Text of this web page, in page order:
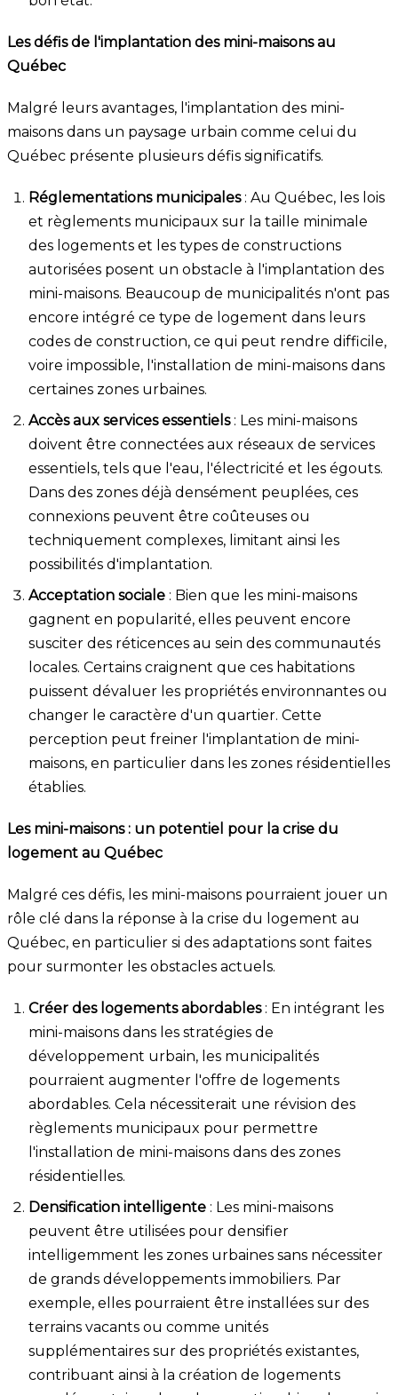
Les défis de l'implantation des mini-maisons au
Québec
Malgré leurs avantages, l'implantation des mini-
maisons dans un paysage urbain comme celui du
Québec présente plusieurs défis significatifs.
Réglementations municipales: Au Québec, les lois
et règlements municipaux sur la taille minimale
des logements et les types de constructions
autorisées posent un obstacle à l'implantation des
mini-maisons. Beaucoup de municipalités n'ont pas
encore intégré ce type de logement dans leurs
codes de construction, ce qui peut rendre difficile,
voire impossible, l'installation de mini-maisons dans
certaines zones urbaines.
Accès aux services essentiels: Les mini-maisons
doivent être connectées aux réseaux de services
essentiels, tels que l'eau, l'électricité et les égouts.
Dans des zones déjà densément peuplées, ces
connexions peuvent être coûteuses ou
techniquement complexes, limitant ainsi les
possibilités d'implantation.
Acceptation sociale : Bien que les mini-maisons
gagnent en popularité, elles peuvent encore
susciter des réticences au sein des communautés
locales. Certains craignent que ces habitations
puissent dévaluer les propriétés environnantes ou
changer le caractère d'un quartier. Cette
perception peut freiner l'implantation de mini-
maisons, en particulier dans les zones résidentielles
établies.
Les mini-maisons : un potentiel pour la crise du
logement au Québec
Malgré ces défis, les mini-maisons pourraient jouer un
rôle clé dans la réponse à la crise du logement au
Québec, en particulier si des adaptations sont faites
pour surmonter les obstacles actuels.
Créer des logements abordables: En intégrant les
mini-maisons dans les stratégies de
développement urbain, les municipalités
pourraient augmenter l'offre de logements
abordables. Cela nécessiterait une révision des
règlements municipaux pour permettre
l'installation de mini-maisons dans des zones
résidentielles.
Densification intelligente : Les mini-maisons
peuvent être utilisées pour densifier
intelligemment les zones urbaines sans nécessiter
de grands développements immobiliers. Par
exemple, elles pourraient être installées sur des
terrains vacants ou comme unités
supplémentaires sur des propriétés existantes,
contribuant ainsi à la création de logements